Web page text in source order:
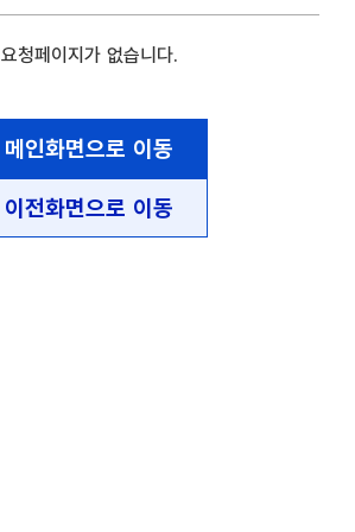
요청페이지가 없습니다.
메인화면으로 이동
이전화면으로 이동